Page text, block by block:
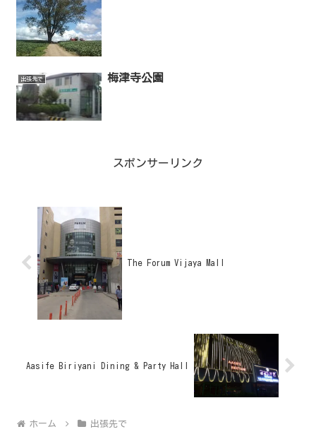
出張先で 梅津寺公園
スポンサーリンク
The Forum Vijaya Mall
Aasife Biriyani Dining & Party Hall
ホーム 出張先で